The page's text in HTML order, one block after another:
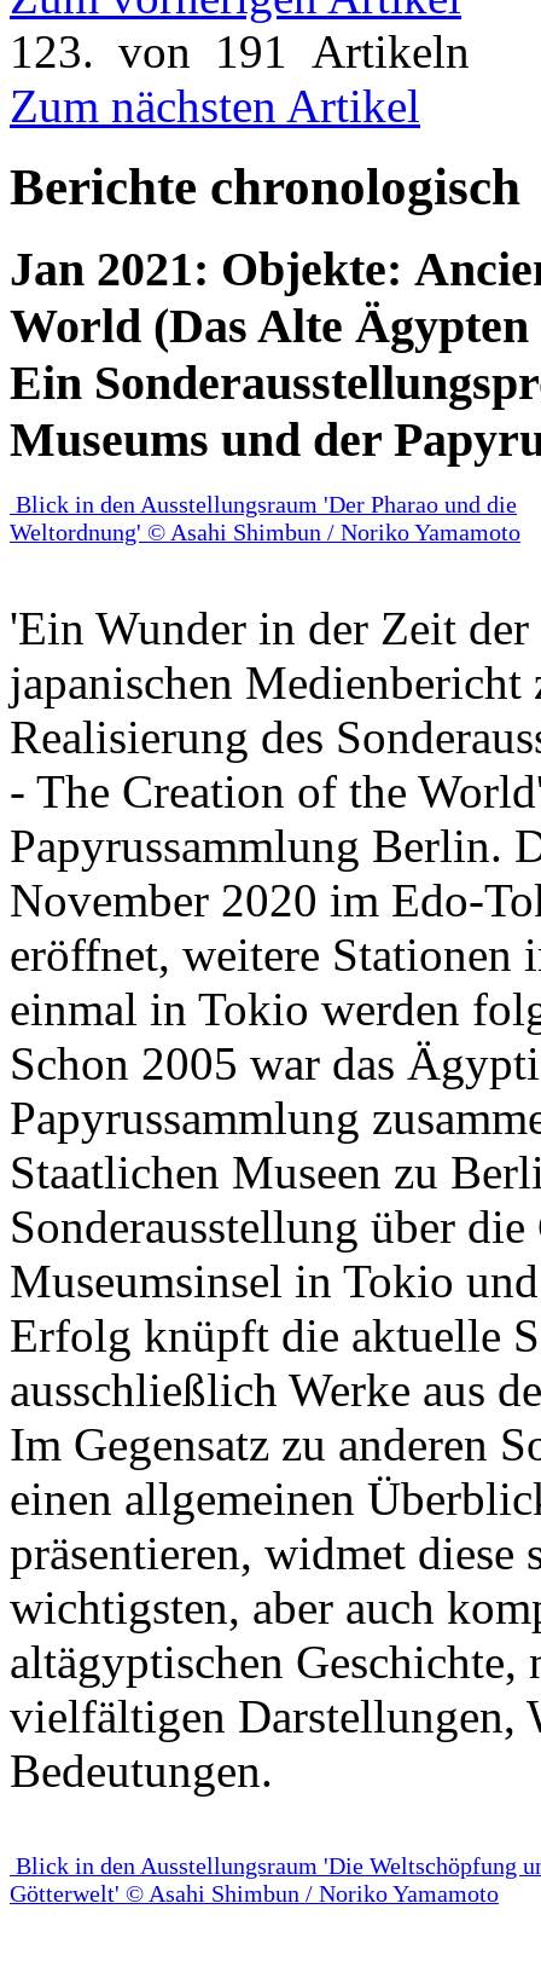
123. von 191 Artikeln
Zum nächsten Artikel
Berichte chronologisch
Jan 2021: Objekte:
World (Das Alte
Ein
Museums und der
Blick in den Ausstellungsraum 'Der Pharao und die
Weltordnung' © Asahi Shimbun / Noriko Yamamoto
'Ein Wunder in der Zeit
japanischen
Realisierung des
- The Creation of the
Papyrussammlung Berlin.
November 2020 im Edo-
eröffnet, weitere
einmal in Tokio werden
Schon 2005 war das
Papyrussammlung
Staatlichen Museen zu
Sonderausstellung über
Museumsinsel in Tokio
Erfolg knüpft die aktuelle
ausschließlich Werke aus
Im Gegensatz zu anderen
einen allgemeinen
präsentieren, widmet diese
wichtigsten, aber auch
altägyptischen
vielfältigen Darstellungen,
Bedeutungen.
Blick in den Ausstellungsraum 'Die Weltschöpfung
Götterwelt' © Asahi Shimbun / Noriko Yamamoto